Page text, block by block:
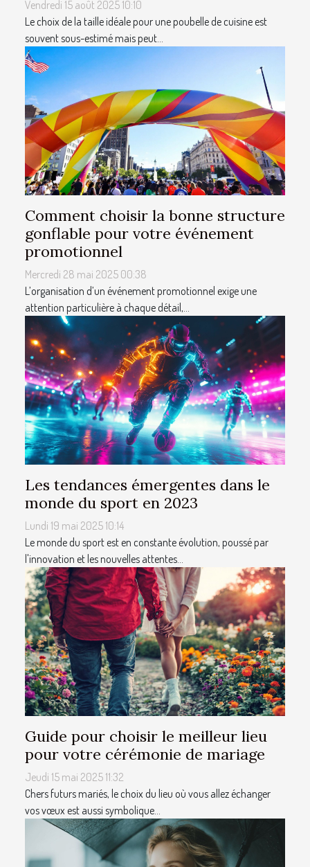
Vendredi 15 août 2025 10:10
Le choix de la taille idéale pour une poubelle de cuisine est
souvent sous-estimé mais peut...
Comment choisir la bonne structure
gonflable pour votre événement
promotionnel
Mercredi 28 mai 2025 00:38
L’organisation d’un événement promotionnel exige une
attention particulière à chaque détail,...
Les tendances émergentes dans le
monde du sport en 2023
Lundi 19 mai 2025 10:14
Le monde du sport est en constante évolution, poussé par
l'innovation et les nouvelles attentes...
Guide pour choisir le meilleur lieu
pour votre cérémonie de mariage
Jeudi 15 mai 2025 11:32
Chers futurs mariés, le choix du lieu où vous allez échanger
vos vœux est aussi symbolique...